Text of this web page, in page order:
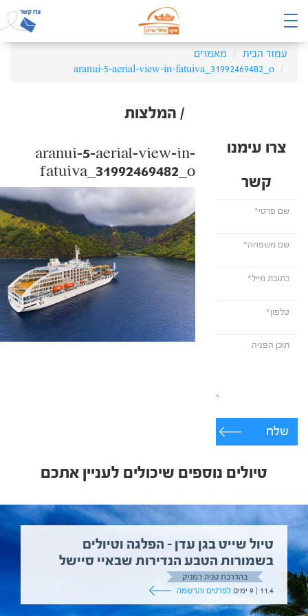
עמוד הבית
מאמרים
aranui-5-aerial-view-in-fatuiva_31992469482_o
/ המלצות
צרו עימנו
קשר
שלח
aranui-5-aerial-view-in-
fatuiva_31992469482_o
טיולים נוספים שיכולים לעניין אתכם
טיול שייט בגן עדן – הפלגה וטיולים
בשמורות הטבע הנדירות שבאיי סיישל
בהדרכת טניה רמניק
11.4 | 9 ימים
לפרטים והרשמה